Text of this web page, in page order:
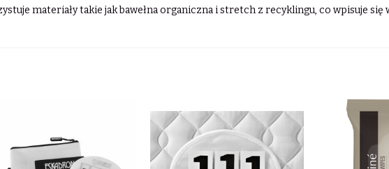
materiały takie jak bawełna organiczna i stretch z recyklingu, co wpisuje